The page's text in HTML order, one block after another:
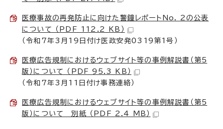
医療事故の再発防止に向けた警鐘レポートNo. 2の公表
について （PDF 112.2 KB）
（令和7年3月19日付け医政安発0319第1号）
医療広告規制におけるウェブサイト等の事例解説書（第5
版）について （PDF 95.3 KB）
（令和7年3月11日付け事務連絡）
医療広告規制におけるウェブサイト等の事例解説書（第5
版）について 別紙 （PDF 2.4 MB）